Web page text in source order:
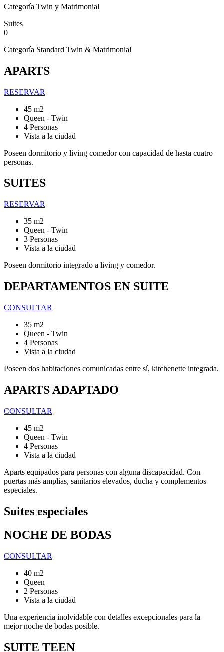
Categoría Twin y Matrimonial
Suites
0
Categoría Standard Twin & Matrimonial
APARTS
RESERVAR
45 m2
Queen - Twin
4 Personas
Vista a la ciudad
Poseen dormitorio y living comedor con capacidad de hasta cuatro
personas.
SUITES
RESERVAR
35 m2
Queen - Twin
3 Personas
Vista a la ciudad
Poseen dormitorio integrado a living y comedor.
DEPARTAMENTOS EN SUITE
CONSULTAR
35 m2
Queen - Twin
4 Personas
Vista a la ciudad
Poseen dos habitaciones comunicadas entre sí, kitchenette integrada.
APARTS ADAPTADO
CONSULTAR
45 m2
Queen - Twin
4 Personas
Vista a la ciudad
Aparts equipados para personas con alguna discapacidad. Con
puertas más amplias, sanitarios elevados, ducha y complementos
especiales.
Suites especiales
NOCHE DE BODAS
CONSULTAR
40 m2
Queen
2 Personas
Vista a la ciudad
Una experiencia inolvidable con detalles excepcionales para la
mejor noche de bodas posible.
SUITE TEEN